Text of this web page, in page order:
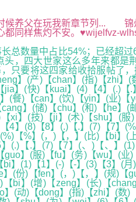
候养父在玩我新章节列...
同样焦灼不安。♥wijelfvz-
数量中占比54%；已经超
四大世家这么多年来都是
，只要将这四家给收拾服
】(产)【chan】(指)【zhi】
】(快)【kuai】(4)【4】(.)
(餐)【can】(饮)【yin】(业)
】(储)【chu】(和)【he
xi】(技)【ji】(术)【shu】(
】(8)【8】(.)【.】(7)【7】
【%】(，)【，】(比)【bi】
(.)【.】(7)【7】(、)【、】
】(服)【fu】(务)【wu】(
】(1)【1】(-)【-】(3)【3】(
(份)【fen】(，)【，】(规)【
bi】(增)【zeng】(长)【
(动)【dong】(指)【zhi】(数)